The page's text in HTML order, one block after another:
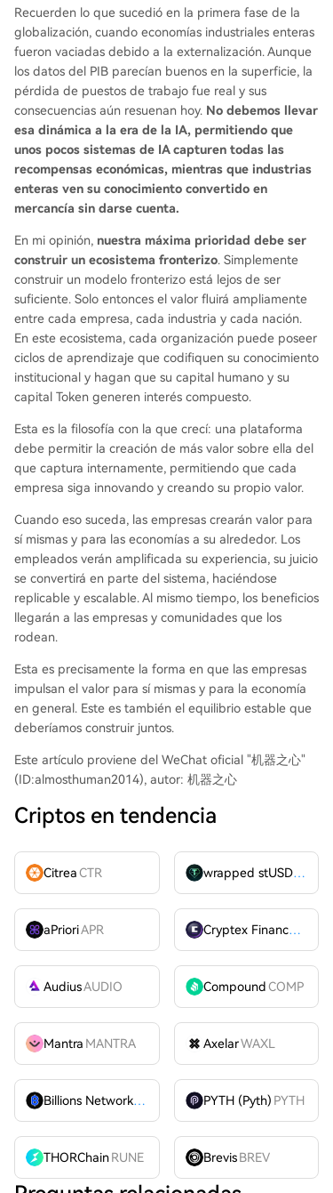
Recuerden lo que sucedió en la primera fase de la
globalización, cuando economías industriales enteras
fueron vaciadas debido a la externalización. Aunque
los datos del PIB parecían buenos en la superficie, la
pérdida de puestos de trabajo fue real y sus
consecuencias aún resuenan hoy. No debemos llevar
esa dinámica a la era de la IA, permitiendo que
unos pocos sistemas de IA capturen todas las
recompensas económicas, mientras que industrias
enteras ven su conocimiento convertido en
mercancía sin darse cuenta.
En mi opinión, nuestra máxima prioridad debe ser
construir un ecosistema fronterizo. Simplemente
construir un modelo fronterizo está lejos de ser
suficiente. Solo entonces el valor fluirá ampliamente
entre cada empresa, cada industria y cada nación.
En este ecosistema, cada organización puede poseer
ciclos de aprendizaje que codifiquen su conocimiento
institucional y hagan que su capital humano y su
capital Token generen interés compuesto.
Esta es la filosofía con la que crecí: una plataforma
debe permitir la creación de más valor sobre ella del
que captura internamente, permitiendo que cada
empresa siga innovando y creando su propio valor.
Cuando eso suceda, las empresas crearán valor para
sí mismas y para las economías a su alrededor. Los
empleados verán amplificada su experiencia, su juicio
se convertirá en parte del sistema, haciéndose
replicable y escalable. Al mismo tiempo, los beneficios
llegarán a las empresas y comunidades que los
rodean.
Esta es precisamente la forma en que las empresas
impulsan el valor para sí mismas y para la economía
en general. Este es también el equilibrio estable que
deberíamos construir juntos.
Este artículo proviene del WeChat oficial "机器之心"
(ID:almosthuman2014), autor: 机器之心
Criptos en tendencia
CitreaCTR wrapped stUSDT
aPrioriAPR Cryptex FinanceCTX
AudiusAUDIO CompoundCOMP
Mantra MANTRA AxelarWAXL
Billions Network
BILL PYTH (Pyth) PYTH
THORChainRUNE Brevis BREV